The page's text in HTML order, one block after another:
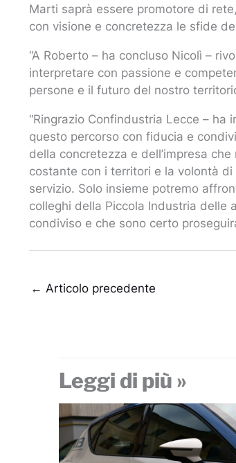
Marti saprà essere promotore di
con visione e concretezza le sfide
“A Roberto – ha concluso Nicolì –
interpretare con passione e
persone e il futuro del nostro
“Ringrazio Confindustria Lecce –
questo percorso con fiducia e
della concretezza e dell’impresa
costante con i territori e la volontà
servizio. Solo insieme potremo
colleghi della Piccola Industria delle
condiviso e che sono certo
← Articolo precedente
Leggi di più »